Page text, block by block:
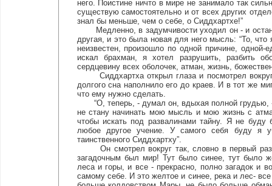
него. Поистине ничто в мире не занимало так
существую самостоятельно и от всех других
знал бы меньше, чем о себе, о Сиддхартхе!”
Медленно, в задумчивости уходил он - и
другая, и это была новая для него мысль: “То,
неизвестен, произошло по одной причине,
искал брахман, я хотел разрушить, разбить
сердцевину всех оболочек, атман, жизнь,
Сиддхартха открыл глаза и посмотрел вокруг.
долгого сна наполнило его до краев. И в тот же
что ему нужно сделать.
“О, теперь, - думал он, вдыхая полной грудью, -
не стану начинать мою мысль и мою жизнь с
чтобы искать под развалинами тайну. Я не буду
любое другое учение. У самого себя буду я
таинственного Сиддхартху”.
Он смотрел вокруг так, словно в первый раз
загадочным был мир! Тут было синее, тут было
леса и горы, и все - прекрасно, полно загадок и
самому себе. И это желтое и синее, река и лес-